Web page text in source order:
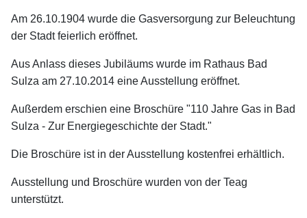
Am 26.10.1904 wurde die Gasversorgung zur Beleuchtung
der Stadt feierlich eröffnet.
Aus Anlass dieses Jubiläums wurde im Rathaus Bad
Sulza am 27.10.2014 eine Ausstellung eröffnet.
Außerdem erschien eine Broschüre "110 Jahre Gas in Bad
Sulza - Zur Energiegeschichte der Stadt."
Die Broschüre ist in der Ausstellung kostenfrei erhältlich.
Ausstellung und Broschüre wurden von der Teag
unterstützt.